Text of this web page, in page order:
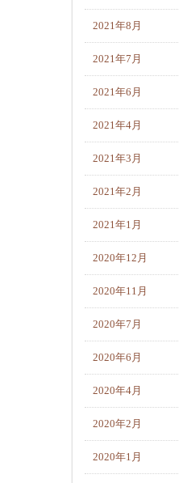
2021年8月
2021年7月
2021年6月
2021年4月
2021年3月
2021年2月
2021年1月
2020年12月
2020年11月
2020年7月
2020年6月
2020年4月
2020年2月
2020年1月